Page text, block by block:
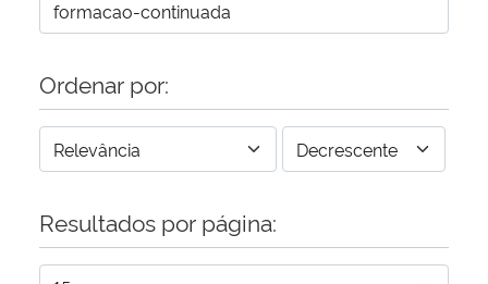
Ordenar por:
Resultados por página: